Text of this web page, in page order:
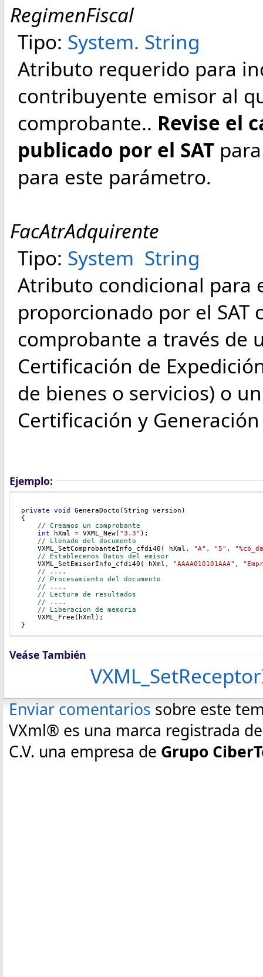
RegimenFiscal
Tipo: System. String
Atributo requerido para
contribuyente emisor al
comprobante.. Revise el
publicado por el SAT
para este parámetro.
FacAtrAdquirente
Tipo: System String
Atributo condicional para
proporcionado por el SAT
comprobante a través de
Certificación de
de bienes o servicios) o un
Certificación y
Ejemplo:
private void
GeneraDocto(String version)
{
// Creamos un comprobante
int hXml = VXML_New( "3.3" );
// Llenado del documento
    VXML_SetComprobanteInfo_cfdi40( hXml,
"A" , "5" ,
// Establecemos Datos del emisor
    VXML_SetEmisorInfo_cfdi40( hXml,
"AAAA010101AAA" ,
    // ....
// Procesamiento del documento
// ....
// Lectura de resultados
// ....
// Liberacion de memoria
    VXML_Free(hXml);
}
Veáse También
Enviar comentarios sobre este
VXml® es una marca registrada
C.V. una empresa de Grupo